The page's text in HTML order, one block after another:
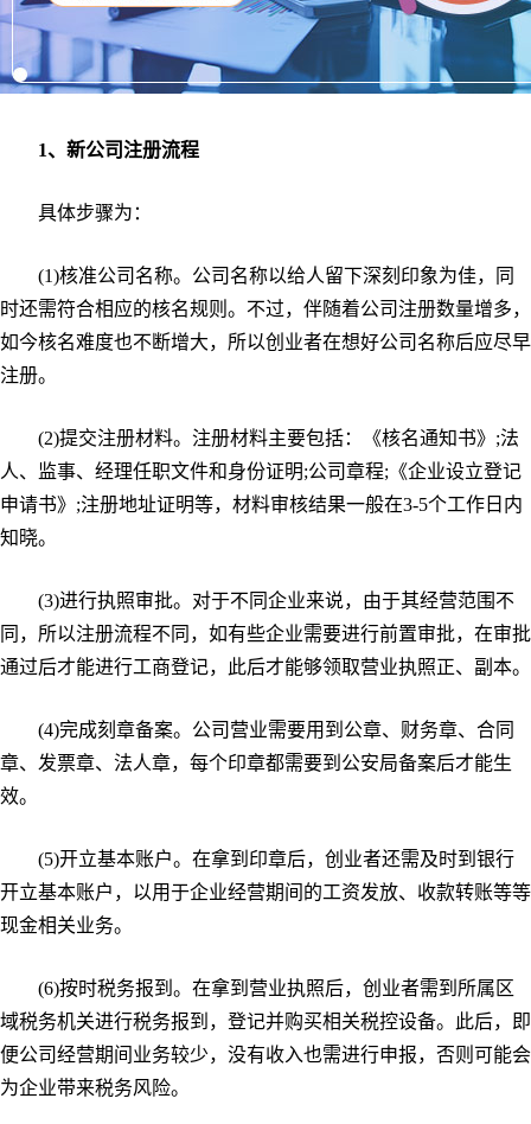
1、新公司注册流程
具体步骤为：
(1)核准公司名称。公司名称以给人留下深刻印象为佳，同
时还需符合相应的核名规则。不过，伴随着公司注册数量增多，
如今核名难度也不断增大，所以创业者在想好公司名称后应尽早
注册。
(2)提交注册材料。注册材料主要包括：《核名通知书》;法
人、监事、经理任职文件和身份证明;公司章程;《企业设立登记
申请书》;注册地址证明等，材料审核结果一般在3-5个工作日内
知晓。
(3)进行执照审批。对于不同企业来说，由于其经营范围不
同，所以注册流程不同，如有些企业需要进行前置审批，在审批
通过后才能进行工商登记，此后才能够领取营业执照正、副本。
(4)完成刻章备案。公司营业需要用到公章、财务章、合同
章、发票章、法人章，每个印章都需要到公安局备案后才能生
效。
(5)开立基本账户。在拿到印章后，创业者还需及时到银行
开立基本账户，以用于企业经营期间的工资发放、收款转账等等
现金相关业务。
(6)按时税务报到。在拿到营业执照后，创业者需到所属区
域税务机关进行税务报到，登记并购买相关税控设备。此后，即
便公司经营期间业务较少，没有收入也需进行申报，否则可能会
为企业带来税务风险。